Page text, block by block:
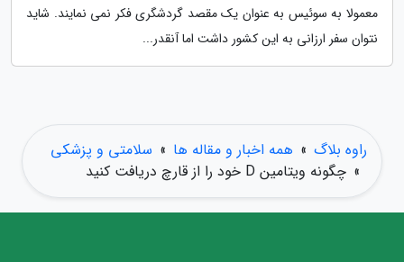
معمولا به سوئیس به عنوان یک مقصد گردشگری فکر نمی نمایند. شاید
نتوان سفر ارزانی به این کشور داشت اما آنقدر...
راوه بلاگ » همه اخبار و مقاله ها » سلامتی و پزشکی
» چگونه ویتامین D خود را از قارچ دریافت کنید